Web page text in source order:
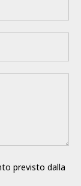
previsto dalla